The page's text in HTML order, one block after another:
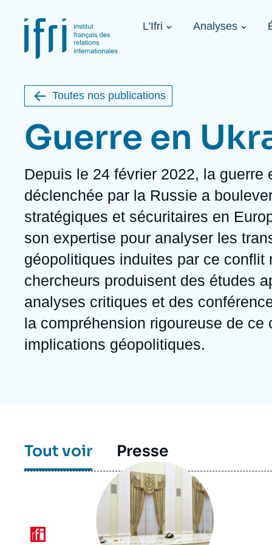
contenu
principal
Navigation
principale
L'Ifri Analyses
À propos de l'Ifri
Message du Président
L'Ifri en bref
Think tank : notre définition
Partenariats et réseaux
Nous soutenir en tant que professionnel
Sujets phares
Iran
États-Unis
Proche-Orient
Intelligence artificielle
Guerre en Ukraine
À venir
Au cœur des tempêtes. Présentation
du Ramses 2027
Jeudi 17 septembre 2026 17:30
L'Ifri en bref Proche-Orient
Toutes nos publications
Guerre en
Description
Depuis le 24 février 2022, la guerre
déclenchée par la Russie a
stratégiques et sécuritaires en
son expertise pour analyser les
géopolitiques induites par ce conflit
chercheurs produisent des études
analyses critiques et des
la compréhension rigoureuse de ce
implications géopolitiques.
Tout voir Presse
Logo
principale
médiatique